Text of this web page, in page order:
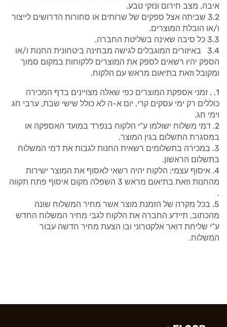
איבה, מצב חירום ונזקי טבע.
3.2 שביתה אצל ספקים של שרותים או סחורות הדרושים לייצור
ו/או הובלת המוצרים.
3.3 כל סיבה שאינה בשליטת החברה.
3.4 באיזורים המוגבלים לגישה מבחינה ביטחונית החנות ו/או
הספק יהיו רשאים לספק את המוצרים ללקוחות במקום סמוך
ומקובל וזאת בתיאום מראש עם הלקוח.
. זמני אספקת המוצרים כפי שאלה מצויינים בדף המכירה
כוללים רק ימי עסקים קרי, יום א-ה לא כולל שישי שבת, ערבי חג
וימי חג.
דמי משלוח ישולמו ע”י הלקוח בנפרד במועד האספקה או
במסגרת התשלום בגין המוצר.
במכירה בתשלומים רשאית החנות לגבות את דמי המשלוח
בתשלום הראשון.
איסוף עצמי: הלקוח יהיה רשאי לאסוף את המוצר ישירות
מהחנות וזאת בתיאום מראש 3 השפלה מקום איסוף פתח תקווה
.
בכל מקרה של הזמנת מוצר אשר מחיר המשלוח שונה
מהכתוב, תיידע החברה את הלקוח לגבי מחיר המשלוח החדש
ע”י שליחת דואר אלקטרוני ובו הצעת מחיר חדשה עבור
המשלוח.